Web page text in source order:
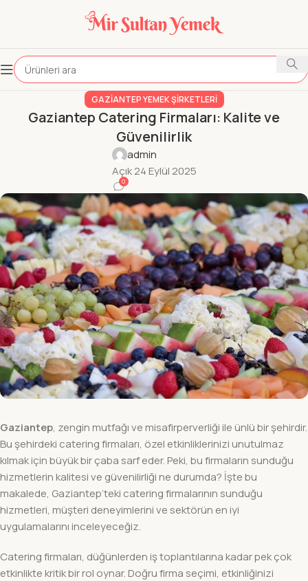
GAZIANTEP YEMEK ŞIRKETLERI
Gaziantep Catering Firmaları: Kalite ve
Güvenilirlik
admin
Açık 24 Eylül 2025
0
Gaziantep, zengin mutfağı ve misafirperverliği ile ünlü bir şehirdir.
Bu şehirdeki catering firmaları, özel etkinliklerinizi unutulmaz
kılmak için büyük bir çaba sarf eder. Peki, bu firmaların sunduğu
hizmetlerin kalitesi ve güvenilirliği ne durumda? İşte bu
makalede, Gaziantep’teki catering firmalarının sunduğu
hizmetleri, müşteri deneyimlerini ve sektörün en iyi
uygulamalarını inceleyeceğiz.
Catering firmaları, düğünlerden iş toplantılarına kadar pek çok
etkinlikte kritik bir rol oynar. Doğru firma seçimi, etkinliğinizi